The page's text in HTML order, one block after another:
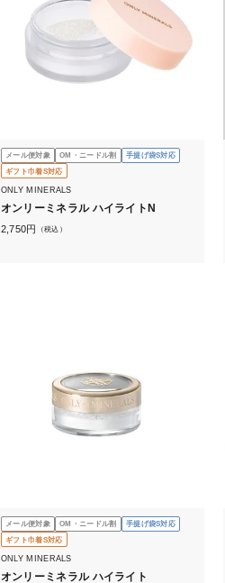
メール便対象 OM・ニードル割
手提げ袋S対応
ギフト巾着S対応
ONLY MINERALS
オンリーミネラル ハイライトN
2,750円 （税込）
メール便対象 OM・ニードル割
手提げ袋S対応
ギフト巾着S対応
ONLY MINERALS
オンリーミネラル ハイライト